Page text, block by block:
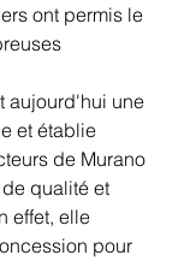
ont permis le
aujourd'hui une
et établie
de Murano
qualité et
effet, elle
pour